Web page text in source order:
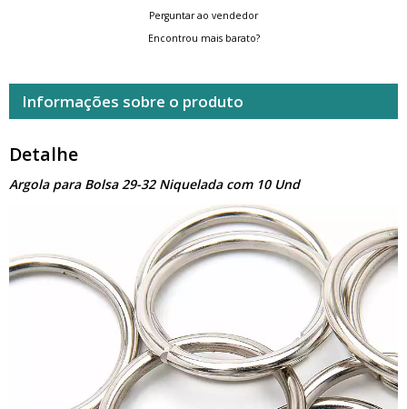
Perguntar ao vendedor
Encontrou mais barato?
Informações sobre o produto
Detalhe
Argola para Bolsa 29-32 Niquelada com 10 Und